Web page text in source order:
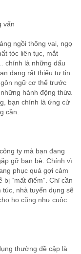
vấn
ngồi thõng vai, ngọ
tóc liên tục, mắt
chính là những dấu
đang rất thiếu tự tin.
ngữ cơ thể trước
hành động thừa
bạn chính là ứng cử
cần.
ty mà bạn đang
gỡ bạn bè. Chính vì
phục quá gợi cảm
“mất điểm”. Chỉ cần
nhà tuyển dụng sẽ
họ cũng như cuộc
thường đề cập là